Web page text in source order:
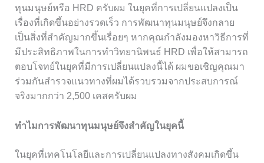
ทุนมนุษย์หรือ HRD ครับผม ในยุคที่การเปลี่ยนแปลงเป็น
เรื่องที่เกิดขึ้นอย่างรวดเร็ว การพัฒนาทุนมนุษย์จึงกลาย
เป็นสิ่งที่สำคัญมากขึ้นเรื่อยๆ หากคุณกำลังมองหาวิธีการที่
มีประสิทธิภาพในการทำวิทยานิพนธ์ HRD เพื่อให้สามารถ
ตอบโจทย์ในยุคที่มีการเปลี่ยนแปลงนี้ได้ ผมขอเชิญคุณมา
ร่วมกันสำรวจแนวทางที่ผมได้รวบรวมจากประสบการณ์
จริงมากกว่า 2,500 เคสครับผม
ทำไมการพัฒนาทุนมนุษย์จึงสำคัญในยุคนี้
ในยุคที่เทคโนโลยีและการเปลี่ยนแปลงทางสังคมเกิดขึ้น